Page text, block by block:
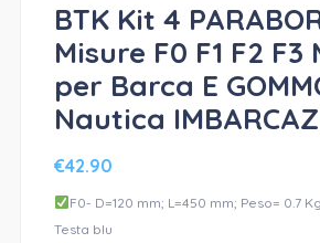
BTK Kit 4
Misure F0 F1 F2 F3
per Barca E
Nautica
€42.90
F0- D=120 mm; L=450 mm; Peso= 0.7
Testa blu